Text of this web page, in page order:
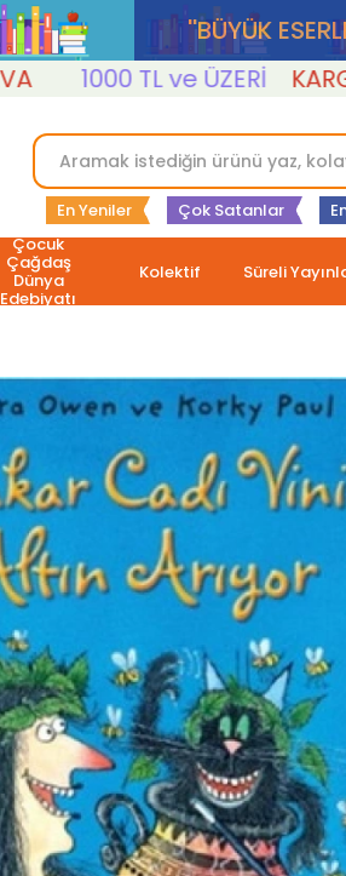
''BÜYÜK
1000 TL ve ÜZERİ KARGO
En Yeniler Çok Satanlar
Çocuk
Çağdaş
Dünya
Edebiyatı
Kolektif Süreli